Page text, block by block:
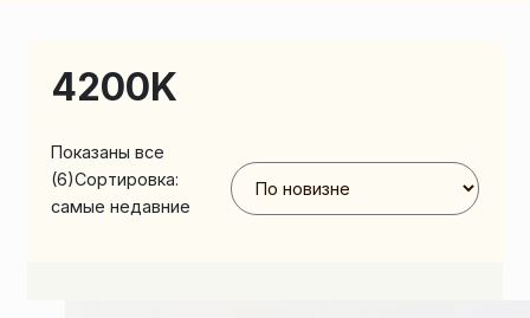
4200K
Показаны все
(6)Сортировка:
самые недавние